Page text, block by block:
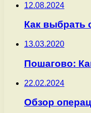
12.08.2024
Как выбрать
13.03.2020
Пошагово:
22.02.2024
Обзор